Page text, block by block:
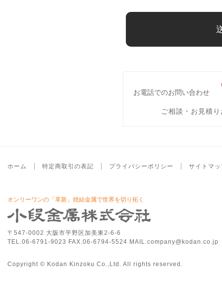
お電話でのお問い合わせ
ご相談・お見積
ホーム 特定商取引の表記 プライバシーポリシー サイトマ
オンリーワンの「革新」焼結金属で世界を切り拓く
〒547-0002 大阪市平野区加美東2-6-6
TEL.06-6791-9023 FAX.06-6794-5524 MAIL.company@kodan.co.jp
Copyright © Kodan Kinzoku Co.,Ltd. All rights reserved.